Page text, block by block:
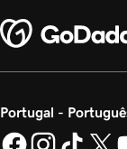
Portugal -